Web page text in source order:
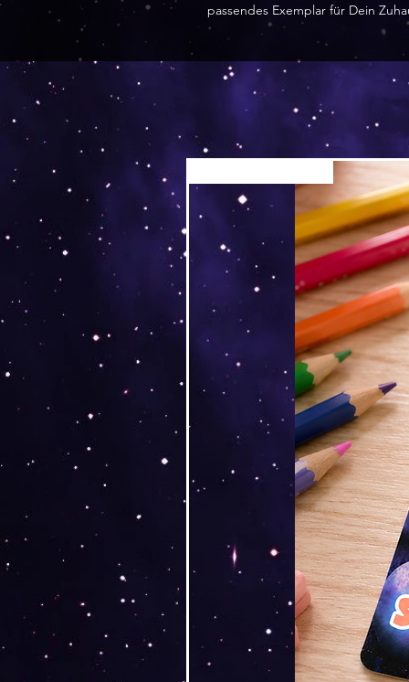
passendes Exemplar für Dein